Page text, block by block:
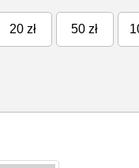
20 zł 50 zł